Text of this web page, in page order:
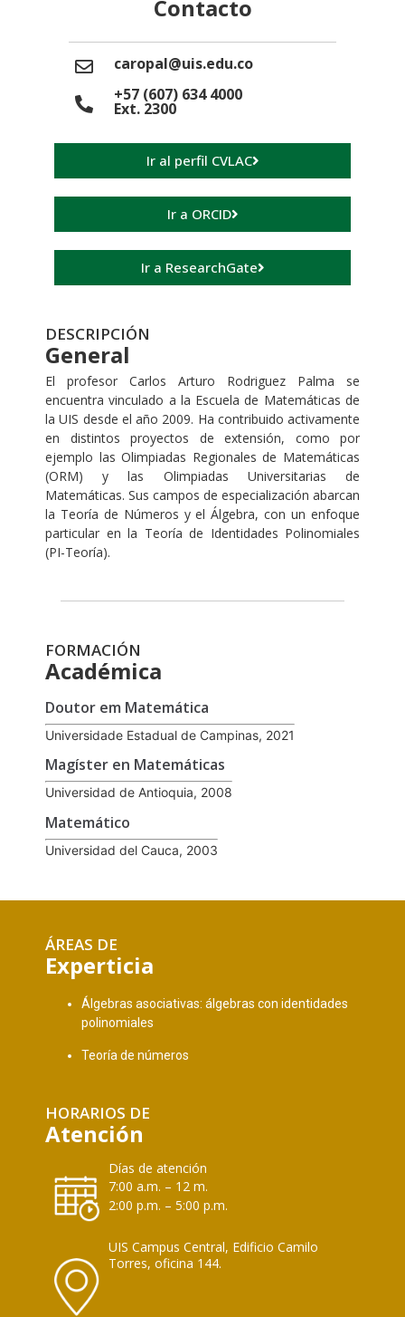
Contacto
caropal@uis.edu.co
+57 (607) 634 4000
Ext. 2300
Ir al perfil CVLAC
Ir a ORCID
Ir a ResearchGate
DESCRIPCIÓN
General
El profesor Carlos Arturo Rodriguez Palma se
encuentra vinculado a la Escuela de Matemáticas de
la UIS desde el año 2009. Ha contribuido activamente
en distintos proyectos de extensión, como por
ejemplo las Olimpiadas Regionales de Matemáticas
(ORM) y las Olimpiadas Universitarias de
Matemáticas. Sus campos de especialización abarcan
la Teoría de Números y el Álgebra, con un enfoque
particular en la Teoría de Identidades Polinomiales
(PI-Teoría).
FORMACIÓN
Académica
Doutor em Matemática
Universidade Estadual de Campinas, 2021
Magíster en Matemáticas
Universidad de Antioquia, 2008
Matemático
Universidad del Cauca, 2003
ÁREAS DE
Experticia
Álgebras asociativas: álgebras con identidades
polinomiales
Teoría de números
HORARIOS DE
Atención
Días de atención
7:00 a.m. – 12 m.
2:00 p.m. – 5:00 p.m.
UIS Campus Central, Edificio Camilo
Torres, oficina 144.